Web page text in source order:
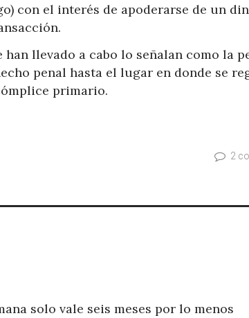
con el interés de apoderarse de un
llevado a cabo lo señalan como la
penal hasta el lugar en donde se
primario.
2
solo vale seis meses por lo menos